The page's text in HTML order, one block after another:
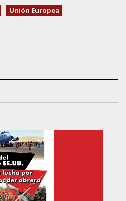
Unión Europea